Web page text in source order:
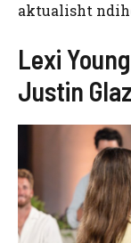
aktualisht
Lexi
Justin